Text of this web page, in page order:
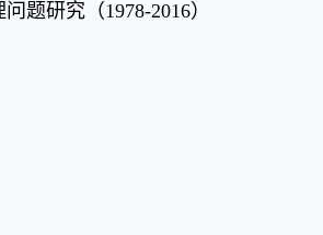
题研究（1978-2016）